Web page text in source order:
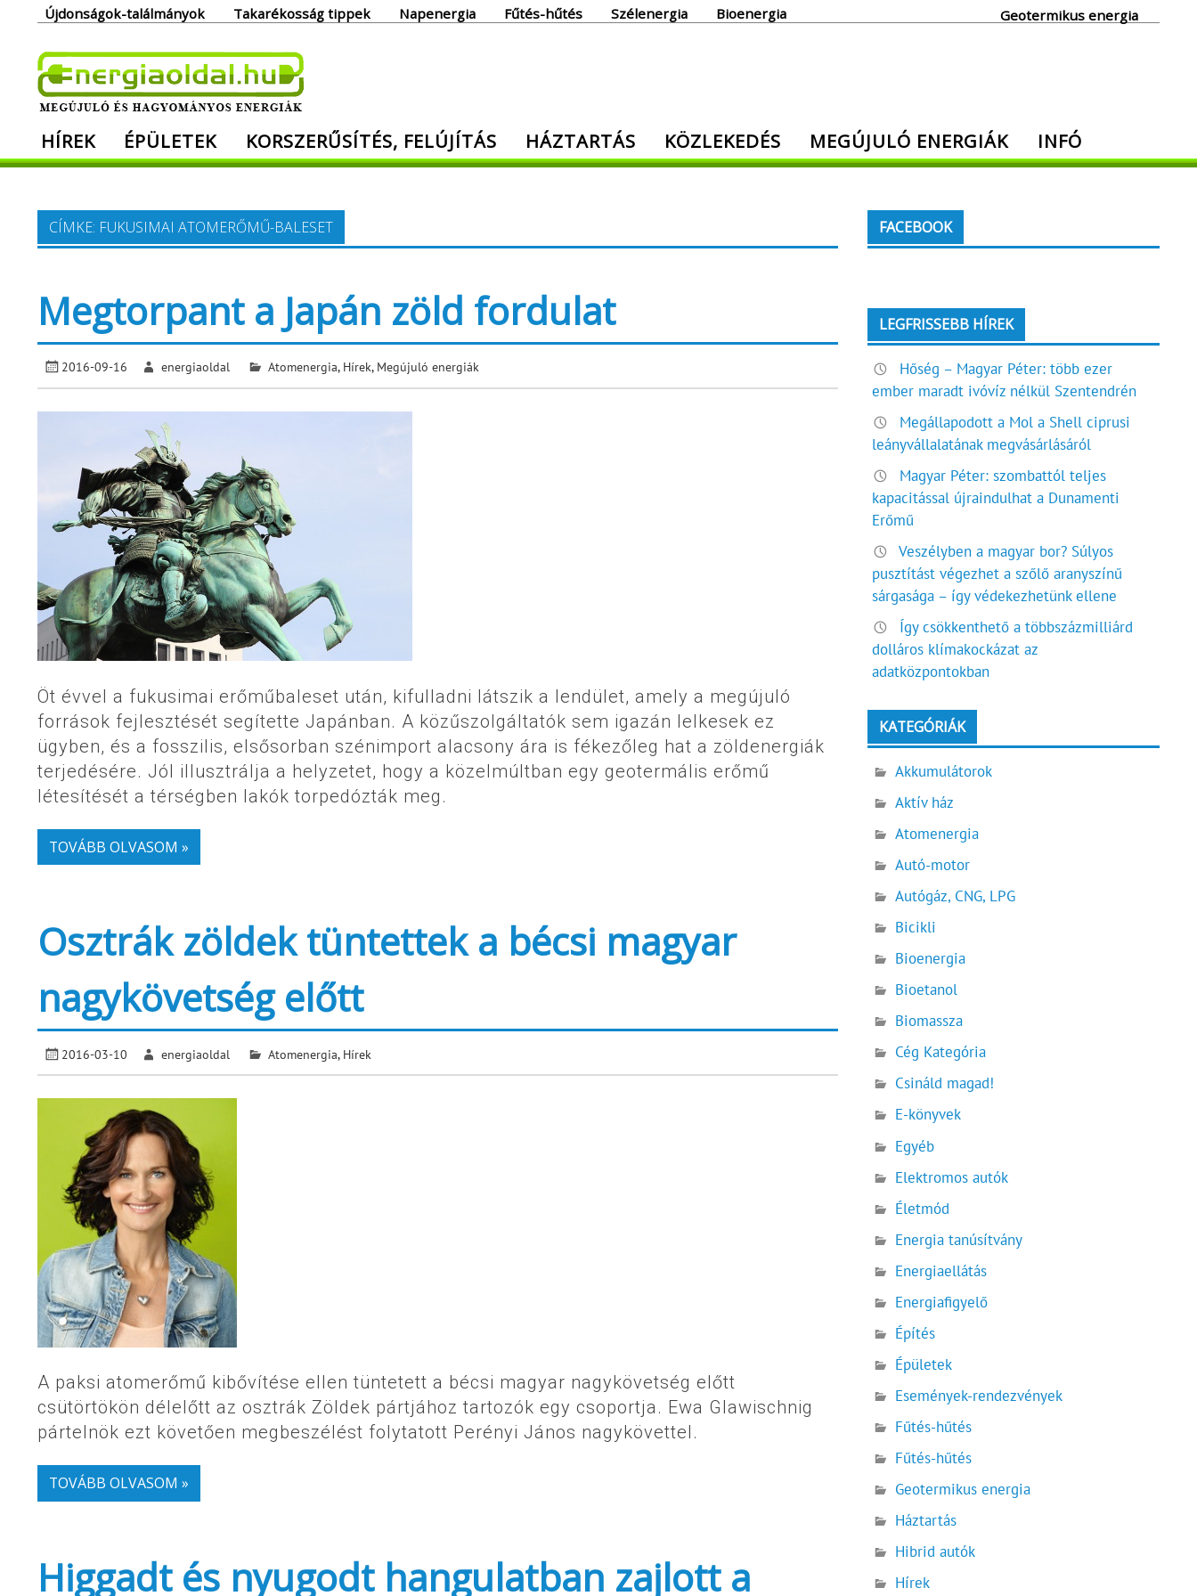
Újdonságok-találmányok Takarékosság tippek Napenergia Fűtés-hűtés Szélenergia Bioenergia Geotermikus energia
Megújuló és hagyományos energiák. Minden, ami energia!
HÍREK ÉPÜLETEK KORSZERŰSÍTÉS, FELÚJÍTÁS HÁZTARTÁS KÖZLEKEDÉS MEGÚJULÓ ENERGIÁK INFÓ
CÍMKE: FUKUSIMAI ATOMERŐMŰ-BALESET
Megtorpant a Japán zöld fordulat
2016-09-16 energiaoldal Atomenergia, Hírek, Megújuló energiák
Öt évvel a fukusimai erőműbaleset után, kifulladni látszik a lendület, amely a megújuló
források fejlesztését segítette Japánban. A közűszolgáltatók sem igazán lelkesek ez
ügyben, és a fosszilis, elsősorban szénimport alacsony ára is fékezőleg hat a zöldenergiák
terjedésére. Jól illusztrálja a helyzetet, hogy a közelmúltban egy geotermális erőmű
létesítését a térségben lakók torpedózták meg.
TOVÁBB OLVASOM »
Osztrák zöldek tüntettek a bécsi magyar
nagykövetség előtt
2016-03-10 energiaoldal Atomenergia, Hírek
A paksi atomerőmű kibővítése ellen tüntetett a bécsi magyar nagykövetség előtt
csütörtökön délelőtt az osztrák Zöldek pártjához tartozók egy csoportja. Ewa Glawischnig
pártelnök ezt követően megbeszélést folytatott Perényi János nagykövettel.
TOVÁBB OLVASOM »
Higgadt és nyugodt hangulatban zajlott a
FACEBOOK
LEGFRISSEBB HÍREK
Hőség – Magyar Péter: több ezer
ember maradt ivóvíz nélkül Szentendrén
Megállapodott a Mol a Shell ciprusi
leányvállalatának megvásárlásáról
Magyar Péter: szombattól teljes
kapacitással újraindulhat a Dunamenti
Erőmű
Veszélyben a magyar bor? Súlyos
pusztítást végezhet a szőlő aranyszínű
sárgasága – így védekezhetünk ellene
Így csökkenthető a többszázmilliárd
dolláros klímakockázat az
adatközpontokban
KATEGÓRIÁK
Akkumulátorok
Aktív ház
Atomenergia
Autó-motor
Autógáz, CNG, LPG
Bicikli
Bioenergia
Bioetanol
Biomassza
Cég Kategória
Csináld magad!
E-könyvek
Egyéb
Elektromos autók
Életmód
Energia tanúsítvány
Energiaellátás
Energiafigyelő
Építés
Épületek
Események-rendezvények
Fűtés-hűtés
Fűtés-hűtés
Geotermikus energia
Háztartás
Hibrid autók
Hírek